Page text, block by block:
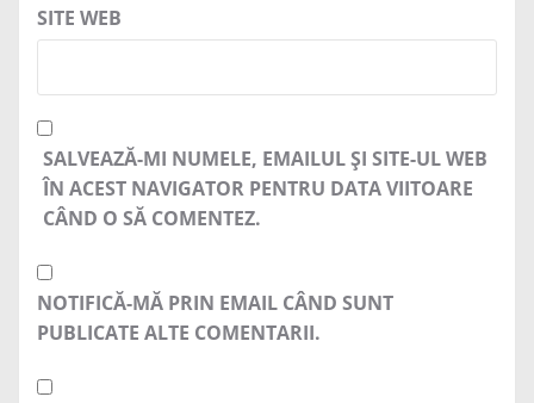
SITE WEB
SALVEAZĂ-MI NUMELE, EMAILUL ȘI SITE-UL WEB
ÎN ACEST NAVIGATOR PENTRU DATA VIITOARE
CÂND O SĂ COMENTEZ.
NOTIFICĂ-MĂ PRIN EMAIL CÂND SUNT
PUBLICATE ALTE COMENTARII.